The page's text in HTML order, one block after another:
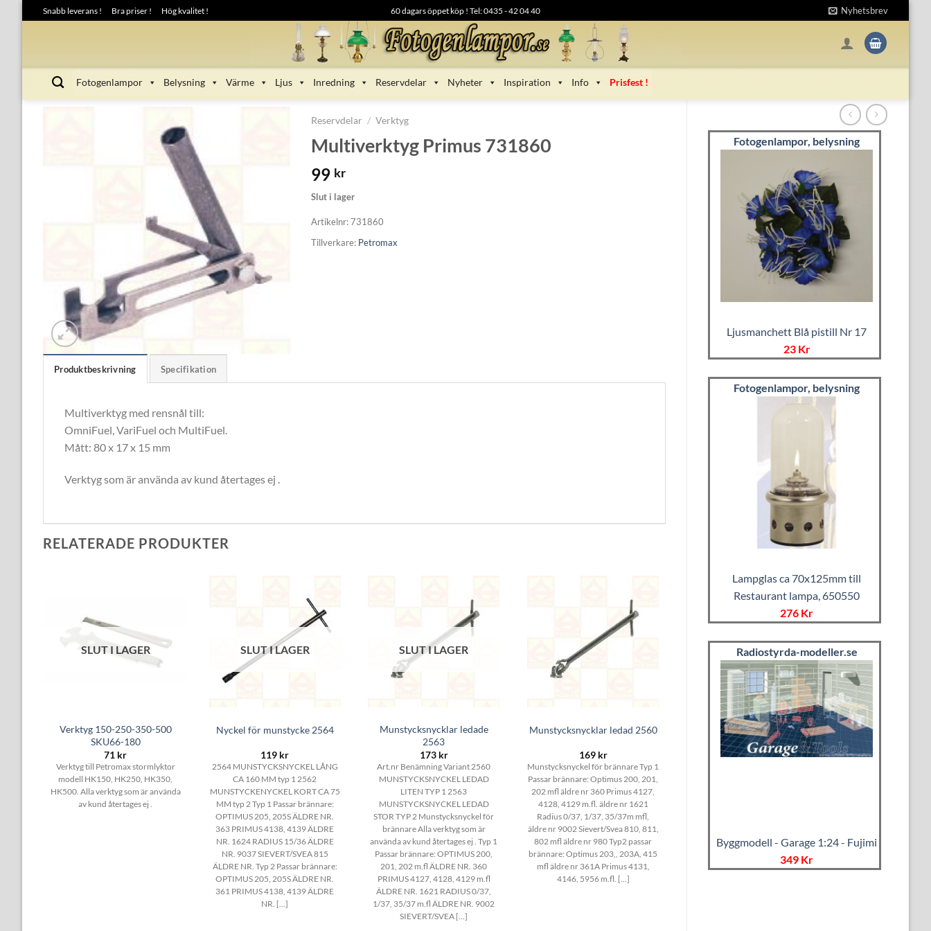
to
Snabb leverans ! Bra priser ! Hög kvalitet ! 60 dagars öppet köp ! Tel: 0435 - 42 04 40 Nyhetsbrev
Fotogenlampor Belysning Värme Ljus Inredning Reservdelar Nyheter Inspiration Info Prisfest !
Fotogenlampor, belysning
Ljusmanchett Blå pistill Nr 17
23 Kr
Fotogenlampor, belysning
Lampglas ca 70x125mm till
Restaurant lampa, 650550
276 Kr
Radiostyrda-modeller.se
Byggmodell - Garage 1:24 - Fujimi
349 Kr
Reservdelar / Verktyg
Multiverktyg Primus 731860
99 kr
Slut i lager
Artikelnr:731860
Tillverkare: Petromax
Produktbeskrivning Specifikation
Multiverktyg med rensnål till:
OmniFuel, VariFuel och MultiFuel.
Mått: 80 x 17 x 15 mm
Verktyg som är använda av kund återtages ej .
RELATERADE PRODUKTER
SLUT I LAGER
Verktyg 150-250-350-500
SKU66-180
71 kr
Verktyg till Petromax stormlyktor
modell HK150, HK250, HK350,
HK500. Alla verktyg som är använda
av kund återtages ej .
SLUT I LAGER
Nyckel för munstycke 2564
119 kr
2564 MUNSTYCKSNYCKEL LÅNG
CA 160 MM typ 1 2562
MUNSTYCKENYCKEL KORT CA 75
MM typ 2 Typ 1 Passar brännare:
OPTIMUS 205, 205S ÄLDRE NR.
363 PRIMUS 4138, 4139 ÄLDRE
NR. 1624 RADIUS 15/36 ÄLDRE
NR. 9037 SIEVERT/SVEA 815
ÄLDRE NR. Typ 2 Passar brännare:
OPTIMUS 205, 205S ÄLDRE NR.
361 PRIMUS 4138, 4139 ÄLDRE
NR. [...]
SLUT I LAGER
Munstycksnycklar ledade
2563
173 kr
Art.nr Benämning Variant 2560
MUNSTYCKSNYCKEL LEDAD
LITEN TYP 1 2563
MUNSTYCKSNYCKEL LEDAD
STOR TYP 2 Munstycksnyckel för
brännare Alla verktyg som är
använda av kund återtages ej . Typ 1
Passar brännare: OPTIMUS 200,
201, 202 m.fl ÄLDRE NR. 360
PRIMUS 4127, 4128, 4129 m.fl
ÄLDRE NR. 1621 RADIUS 0/37,
1/37, 35/37 m.fl ÄLDRE NR. 9002
SIEVERT/SVEA [...]
Munstycksnycklar ledad 2560
169 kr
Munstycksnyckel för brännare Typ 1
Passar brännare: Optimus 200, 201,
202 mfl äldre nr 360 Primus 4127,
4128, 4129 m.fl. äldre nr 1621
Radius 0/37, 1/37, 35/37m mfl,
äldre nr 9002 Sievert/Svea 810, 811,
802 mfl äldre nr 980 Typ2 passar
brännare: Optimus 203,, 203A, 415
mfl äldre nr 361A Primus 4131,
4146, 5956 m.fl. [...]